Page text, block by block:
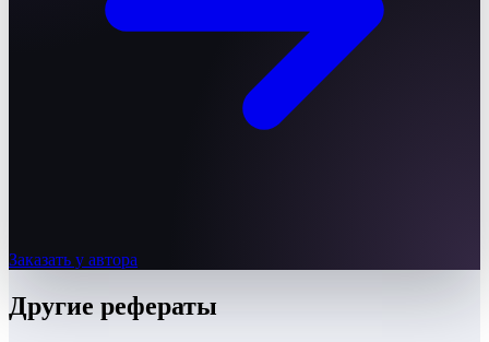
Заказать у автора
Другие рефераты